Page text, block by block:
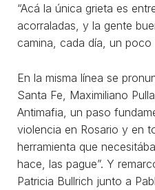
“Acá la única grieta es
acorraladas, y la gente
camina, cada día, un poco
En la misma línea se
Santa Fe, Maximiliano
Antimafia, un paso
violencia en Rosario y en
herramienta que
hace, las pague”. Y
Patricia Bullrich junto a